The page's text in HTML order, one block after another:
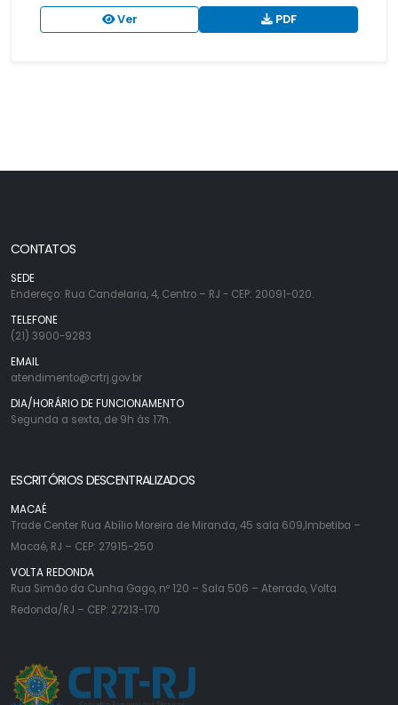
Ver PDF
CONTATOS
SEDE
Endereço: Rua Candelaria, 4, Centro – RJ - CEP: 20091-020.
TELEFONE
(21) 3900-9283
EMAIL
atendimento@crtrj.gov.br
DIA/HORÁRIO DE FUNCIONAMENTO
Segunda a sexta, de 9h às 17h.
ESCRITÓRIOS DESCENTRALIZADOS
MACAÉ
Trade Center Rua Abílio Moreira de Miranda, 45 sala 609,Imbetiba –
Macaé, RJ – CEP: 27915-250
VOLTA REDONDA
Rua Simão da Cunha Gago, nº 120 – Sala 506 – Aterrado, Volta
Redonda/RJ – CEP: 27213-170